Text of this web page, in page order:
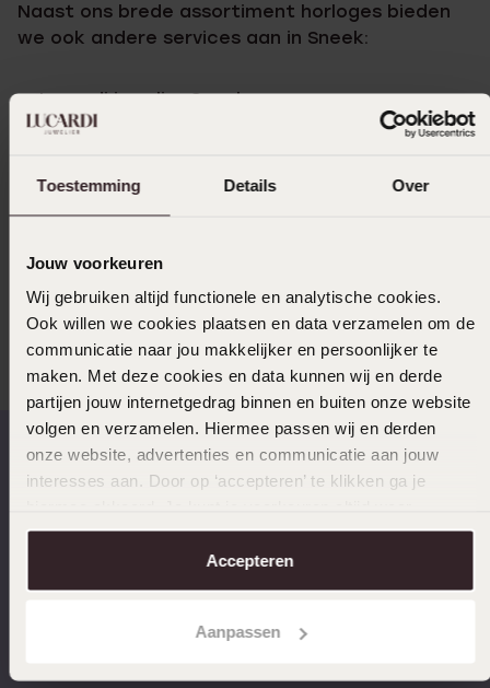
Toestemming Details Over
Jouw voorkeuren
Wij gebruiken altijd functionele en analytische cookies.
Ook willen we cookies plaatsen en data verzamelen om de
communicatie naar jou makkelijker en persoonlijker te
maken. Met deze cookies en data kunnen wij en derde
partijen jouw internetgedrag binnen en buiten onze website
volgen en verzamelen. Hiermee passen wij en derden
onze website, advertenties en communicatie aan jouw
interesses aan. Door op ‘accepteren’ te klikken ga je
aanpassen. Lees er meer over in onscookiebeleid.
Accepteren
Aanpassen
Naast ons brede assortiment horloges bieden
we ook andere services aan in Sneek:
Lucardi juwelier Sneek
Trouwringen Sneek
Kom langs en ontdek ons uitgebreide
assortiment horloges in Sneek. Wij staan klaar
om je te helpen bij het vinden van jouw perfecte
horloge en het verzorgen van de benodigde
reparaties.
Op werkdagen voor 17:00
14 dagen retourneren
Gratis verzending vanaf
4,67 uit 5 (82.000+